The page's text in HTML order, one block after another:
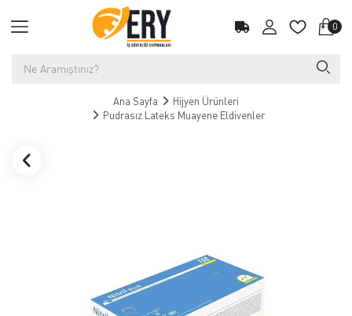
0
Ana Sayfa
Hijyen Ürünleri
Pudrasız Lateks Muayene Eldivenler